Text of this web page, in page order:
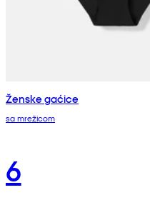
Ženske gaćice
sa mrežicom
6